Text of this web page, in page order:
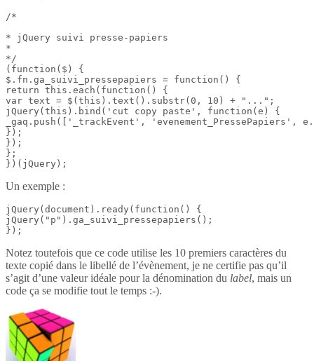
/*
* jQuery suivi presse-papiers
*
*/
(function($) {
$.fn.ga_suivi_pressepapiers = function() {
return this.each(function() {
var text = $(this).text().substr(0, 10) + "...";
jQuery(this).bind('cut copy paste', function(e) {
_gaq.push(['_trackEvent', 'evenement_PressePapiers',
});
});
};
})(jQuery);
Un exemple :
jQuery(document).ready(function() {
jQuery("p").ga_suivi_pressepapiers();
});
Notez toutefois que ce code utilise les 10 premiers caractères du
texte copié dans le libellé de l’évènement, je ne certifie pas qu’il
s’agit d’une valeur idéale pour la dénomination du label, mais un
code ça se modifie tout le temps :-).